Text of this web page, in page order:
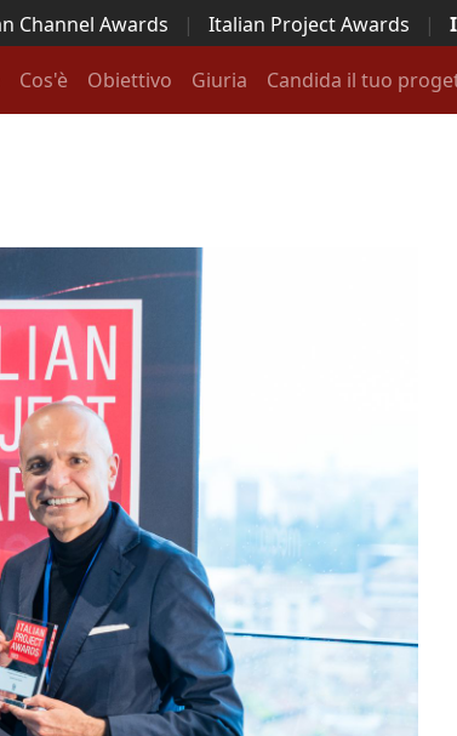
Channel Awards | Italian Project Awards |
Cos'è Obiettivo Giuria Candida il tuo